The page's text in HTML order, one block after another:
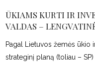
ŪKIAMS KURTI IR
VALDAS –
Pagal Lietuvos žemės ūkio
strateginį planą (toliau –